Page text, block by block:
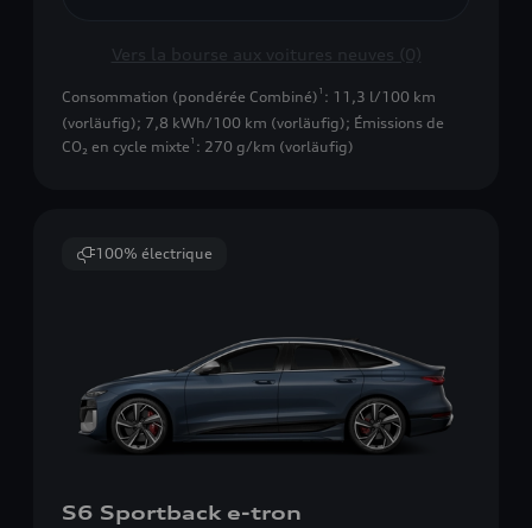
Vers la bourse aux voitures neuves (0)
Consommation (pondérée Combiné) 1 : 11,3 l/100 km
(vorläufig); 7,8 kWh/100 km (vorläufig); Émissions de
CO₂ en cycle mixte 1 : 270 g/km (vorläufig)
100% électrique
S6 Sportback e-tron